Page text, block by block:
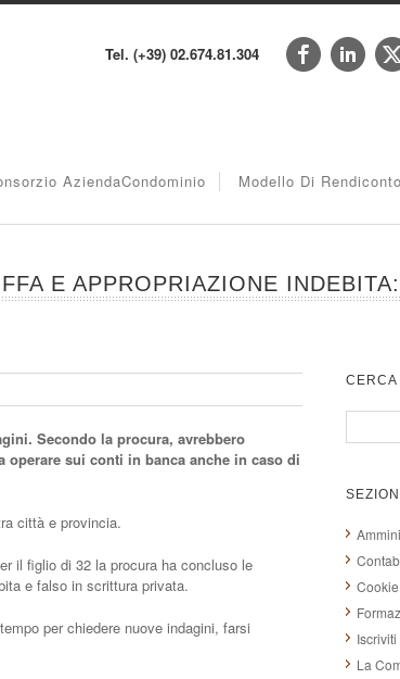
Tel. (+39) 02.674.81.304
AziendaCondominio Modello Di
E APPROPRIAZIONE
Secondo la procura, avrebbero
operare sui conti in banca anche in caso di
città e provincia.
il figlio di 32 la procura ha concluso le
e falso in scrittura privata.
per chiedere nuove indagini, farsi
La